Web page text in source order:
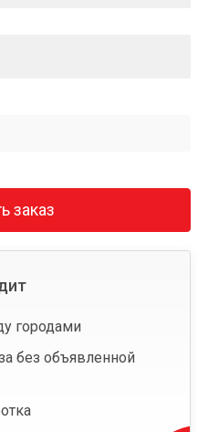
заказ
городами
без объявленной